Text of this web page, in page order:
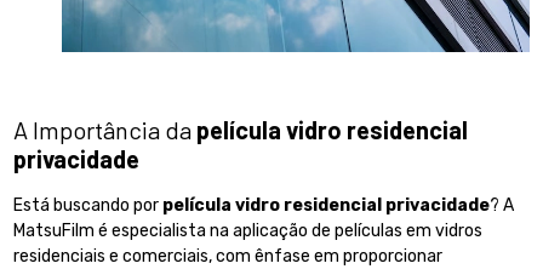
A Importância da película vidro residencial
privacidade
Está buscando por película vidro residencial privacidade? A
MatsuFilm é especialista na aplicação de películas em vidros
residenciais e comerciais, com ênfase em proporcionar